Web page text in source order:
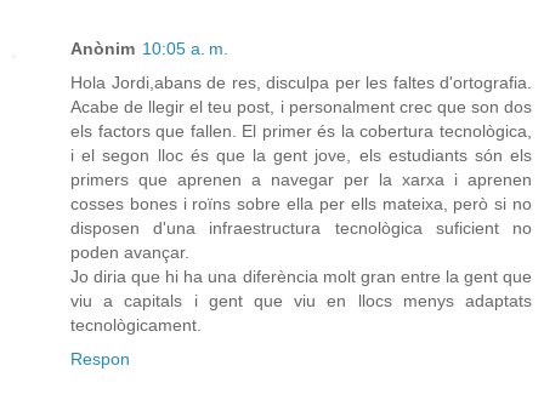
Anònim 10:05 a. m.
Hola Jordi,abans de res, disculpa per les faltes d'ortografia.
Acabe de llegir el teu post, i personalment crec que son dos
els factors que fallen. El primer és la cobertura tecnològica,
i el segon lloc és que la gent jove, els estudiants són els
primers que aprenen a navegar per la xarxa i aprenen
cosses bones i roïns sobre ella per ells mateixa, però si no
disposen d'una infraestructura tecnològica suficient no
poden avançar.
Jo diria que hi ha una diferència molt gran entre la gent que
viu a capitals i gent que viu en llocs menys adaptats
tecnològicament.
Respon